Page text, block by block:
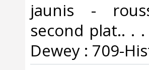
jaunis -
second plat.. .
Dewey : 709-